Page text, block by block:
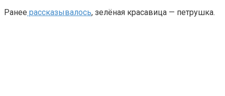
Ранее рассказывалось, зелёная красавица — петрушка.